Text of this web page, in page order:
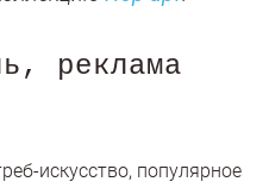
реклама
искусство, популярное